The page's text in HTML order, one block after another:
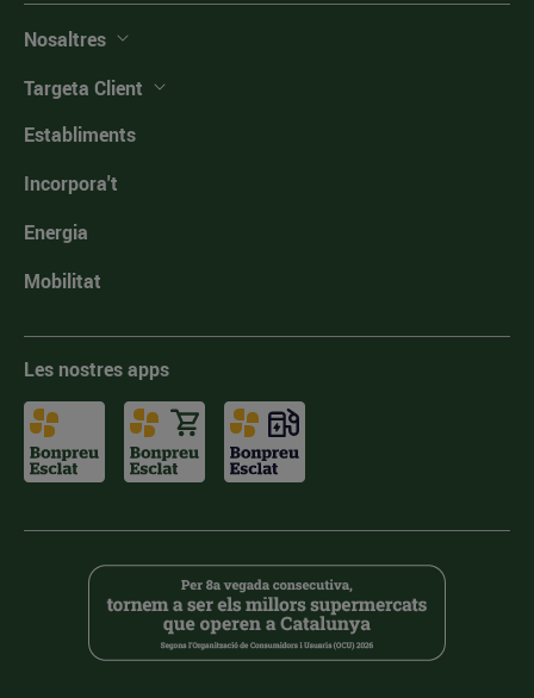
Nosaltres
Targeta Client
Establiments
Incorpora't
Energia
Mobilitat
Les nostres apps